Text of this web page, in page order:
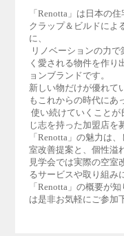
「Renotta」は日本の
クラップ＆ビルドによ
に、
リノベーションの力
く愛される物件を作り
ョンブランドです。
新しい物だけが優れて
もこれからの時代にあ
使い続けていくことが
じ志を持った加盟店を
「Renotta」の魅力は
室改善提案と、個性溢
見学会では実際の空室
るサービスや取り組み
「Renotta」の概要が
は是非お気軽にご参加